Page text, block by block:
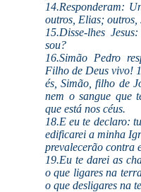
14.Responderam:
outros, Elias; outros,
15.Disse-lhes
sou?
16.Simão Pedro
Filho de Deus vivo!
és, Simão, filho de
nem o sangue que
que está nos céus.
18.E eu te declaro:
edificarei a minha
prevalecerão contra
19.Eu te darei as
o que ligares na
o que desligares na